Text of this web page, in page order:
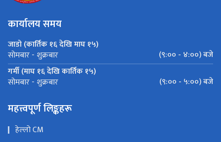
कार्यालय समय
जाडो (कार्तिक १६ देखि माघ १५)
सोमबार - शुक्रबार
(९:०० - ४:००) बजे
गर्मी (माघ १६ देखि कार्तिक १५)
सोमबार - शुक्रबार (९:०० - ५:००) बजे
महत्त्वपूर्ण लिङ्कहरू
हेल्लो CM